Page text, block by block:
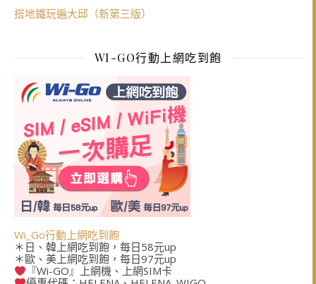
搭地鐵玩遍大邱（新第三版）
WI-GO行動上網吃到飽
Wi_Go行動上網吃到飽
＊日、韓上網吃到飽，每日58元up
＊歐、美上網吃到飽，每日97元up
『Wi-GO』上網機、上網SIM卡